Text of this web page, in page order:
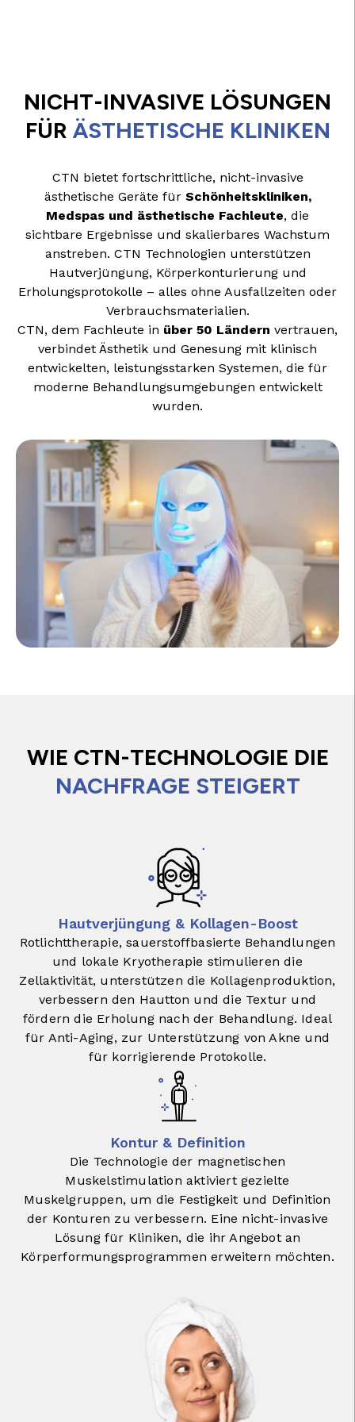
NICHT-INVASIVE LÖSUNGEN
FÜR ÄSTHETISCHE KLINIKEN
CTN bietet fortschrittliche, nicht-invasive
ästhetische Geräte für Schönheitskliniken,
Medspas und ästhetische Fachleute, die
sichtbare Ergebnisse und skalierbares Wachstum
anstreben. CTN Technologien unterstützen
Hautverjüngung, Körperkonturierung und
Erholungsprotokolle – alles ohne Ausfallzeiten oder
Verbrauchsmaterialien.
CTN, dem Fachleute in über 50 Ländern vertrauen,
verbindet Ästhetik und Genesung mit klinisch
entwickelten, leistungsstarken Systemen, die für
moderne Behandlungsumgebungen entwickelt
wurden.
WIE CTN-TECHNOLOGIE DIE
NACHFRAGE STEIGERT
Hautverjüngung & Kollagen-Boost
Rotlichttherapie, sauerstoffbasierte Behandlungen
und lokale Kryotherapie stimulieren die
Zellaktivität, unterstützen die Kollagenproduktion,
verbessern den Hautton und die Textur und
fördern die Erholung nach der Behandlung. Ideal
für Anti-Aging, zur Unterstützung von Akne und
für korrigierende Protokolle.
Kontur & Definition
Die Technologie der magnetischen
Muskelstimulation aktiviert gezielte
Muskelgruppen, um die Festigkeit und Definition
der Konturen zu verbessern. Eine nicht-invasive
Lösung für Kliniken, die ihr Angebot an
Körperformungsprogrammen erweitern möchten.